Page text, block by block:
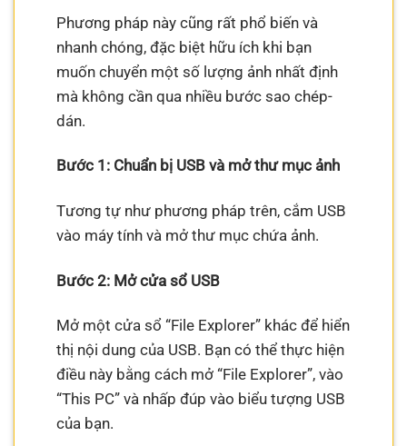
Phương pháp này cũng rất phổ biến và
nhanh chóng, đặc biệt hữu ích khi bạn
muốn chuyển một số lượng ảnh nhất định
mà không cần qua nhiều bước sao chép-
dán.
Bước 1: Chuẩn bị USB và mở thư mục ảnh
Tương tự như phương pháp trên, cắm USB
vào máy tính và mở thư mục chứa ảnh.
Bước 2: Mở cửa sổ USB
Mở một cửa sổ “File Explorer” khác để hiển
thị nội dung của USB. Bạn có thể thực hiện
điều này bằng cách mở “File Explorer”, vào
“This PC” và nhấp đúp vào biểu tượng USB
của bạn.